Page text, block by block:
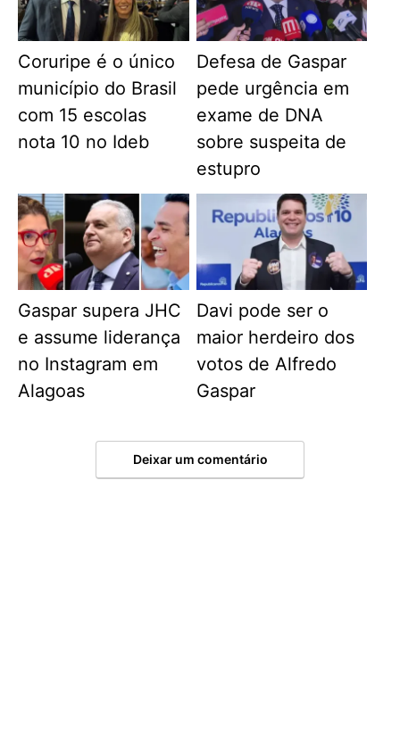
Coruripe é o único
município do Brasil
com 15 escolas
nota 10 no Ideb
Defesa de Gaspar
pede urgência em
exame de DNA
sobre suspeita de
estupro
Gaspar supera JHC
e assume liderança
no Instagram em
Alagoas
Davi pode ser o
maior herdeiro dos
votos de Alfredo
Gaspar
Deixar um comentário